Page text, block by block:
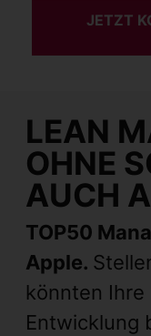
JETZT
LEAN
OHNE
AUCH
TOP50
Apple.
könnten
Entwicklung